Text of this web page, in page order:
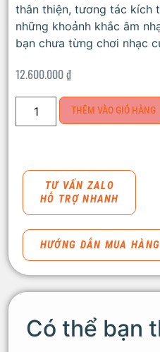
thân thiện, tương tác kích
những khoảnh khắc âm
bạn chưa từng chơi nhạc
12.600.000₫
THÊM VÀO GIỎ HÀNG
TƯ VẤN ZALO
HỖ TRỢ NHANH
HƯỚNG DẪN MUA HÀNG
Có thể bạn